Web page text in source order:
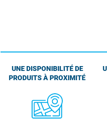
UNE DISPONIBILITÉ DE
PRODUITS À PROXIMITÉ